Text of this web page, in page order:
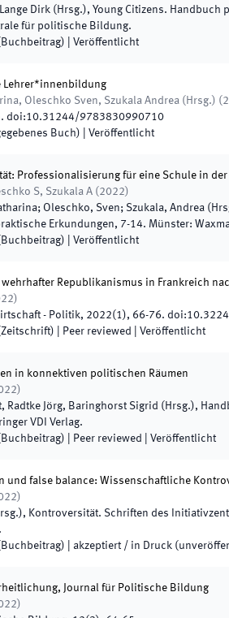
Dirk ( Hrsg.), Young Citizens.
für politische Bildung.
Veröffentlicht
Lehrer*innenbildung
Oleschko Sven, Szukala Andrea ( Hrsg.) (
. doi:10.31244/9783830990710
Buch)
Veröffentlicht
Professionalisierung für eine Schule in
S, Szukala A ( 2022)
Oleschko, Sven; Szukala, Andrea (
Erkundungen, 7-14. Münster:
Veröffentlicht
Republikanismus in Frankreich
)
- Politik, 2022(1), 66-76. doi:
| Peer reviewed Veröffentlicht
in konnektiven politischen Räumen
)
Radtke Jörg, Baringhorst Sigrid ( Hrsg.),
VDI Verlag.
| Peer reviewed Veröffentlicht
und false balance: Wissenschaftliche
)
), Kontroversität. Schriften des
.
akzeptiert / in Druck
Journal für Politische Bildung
)